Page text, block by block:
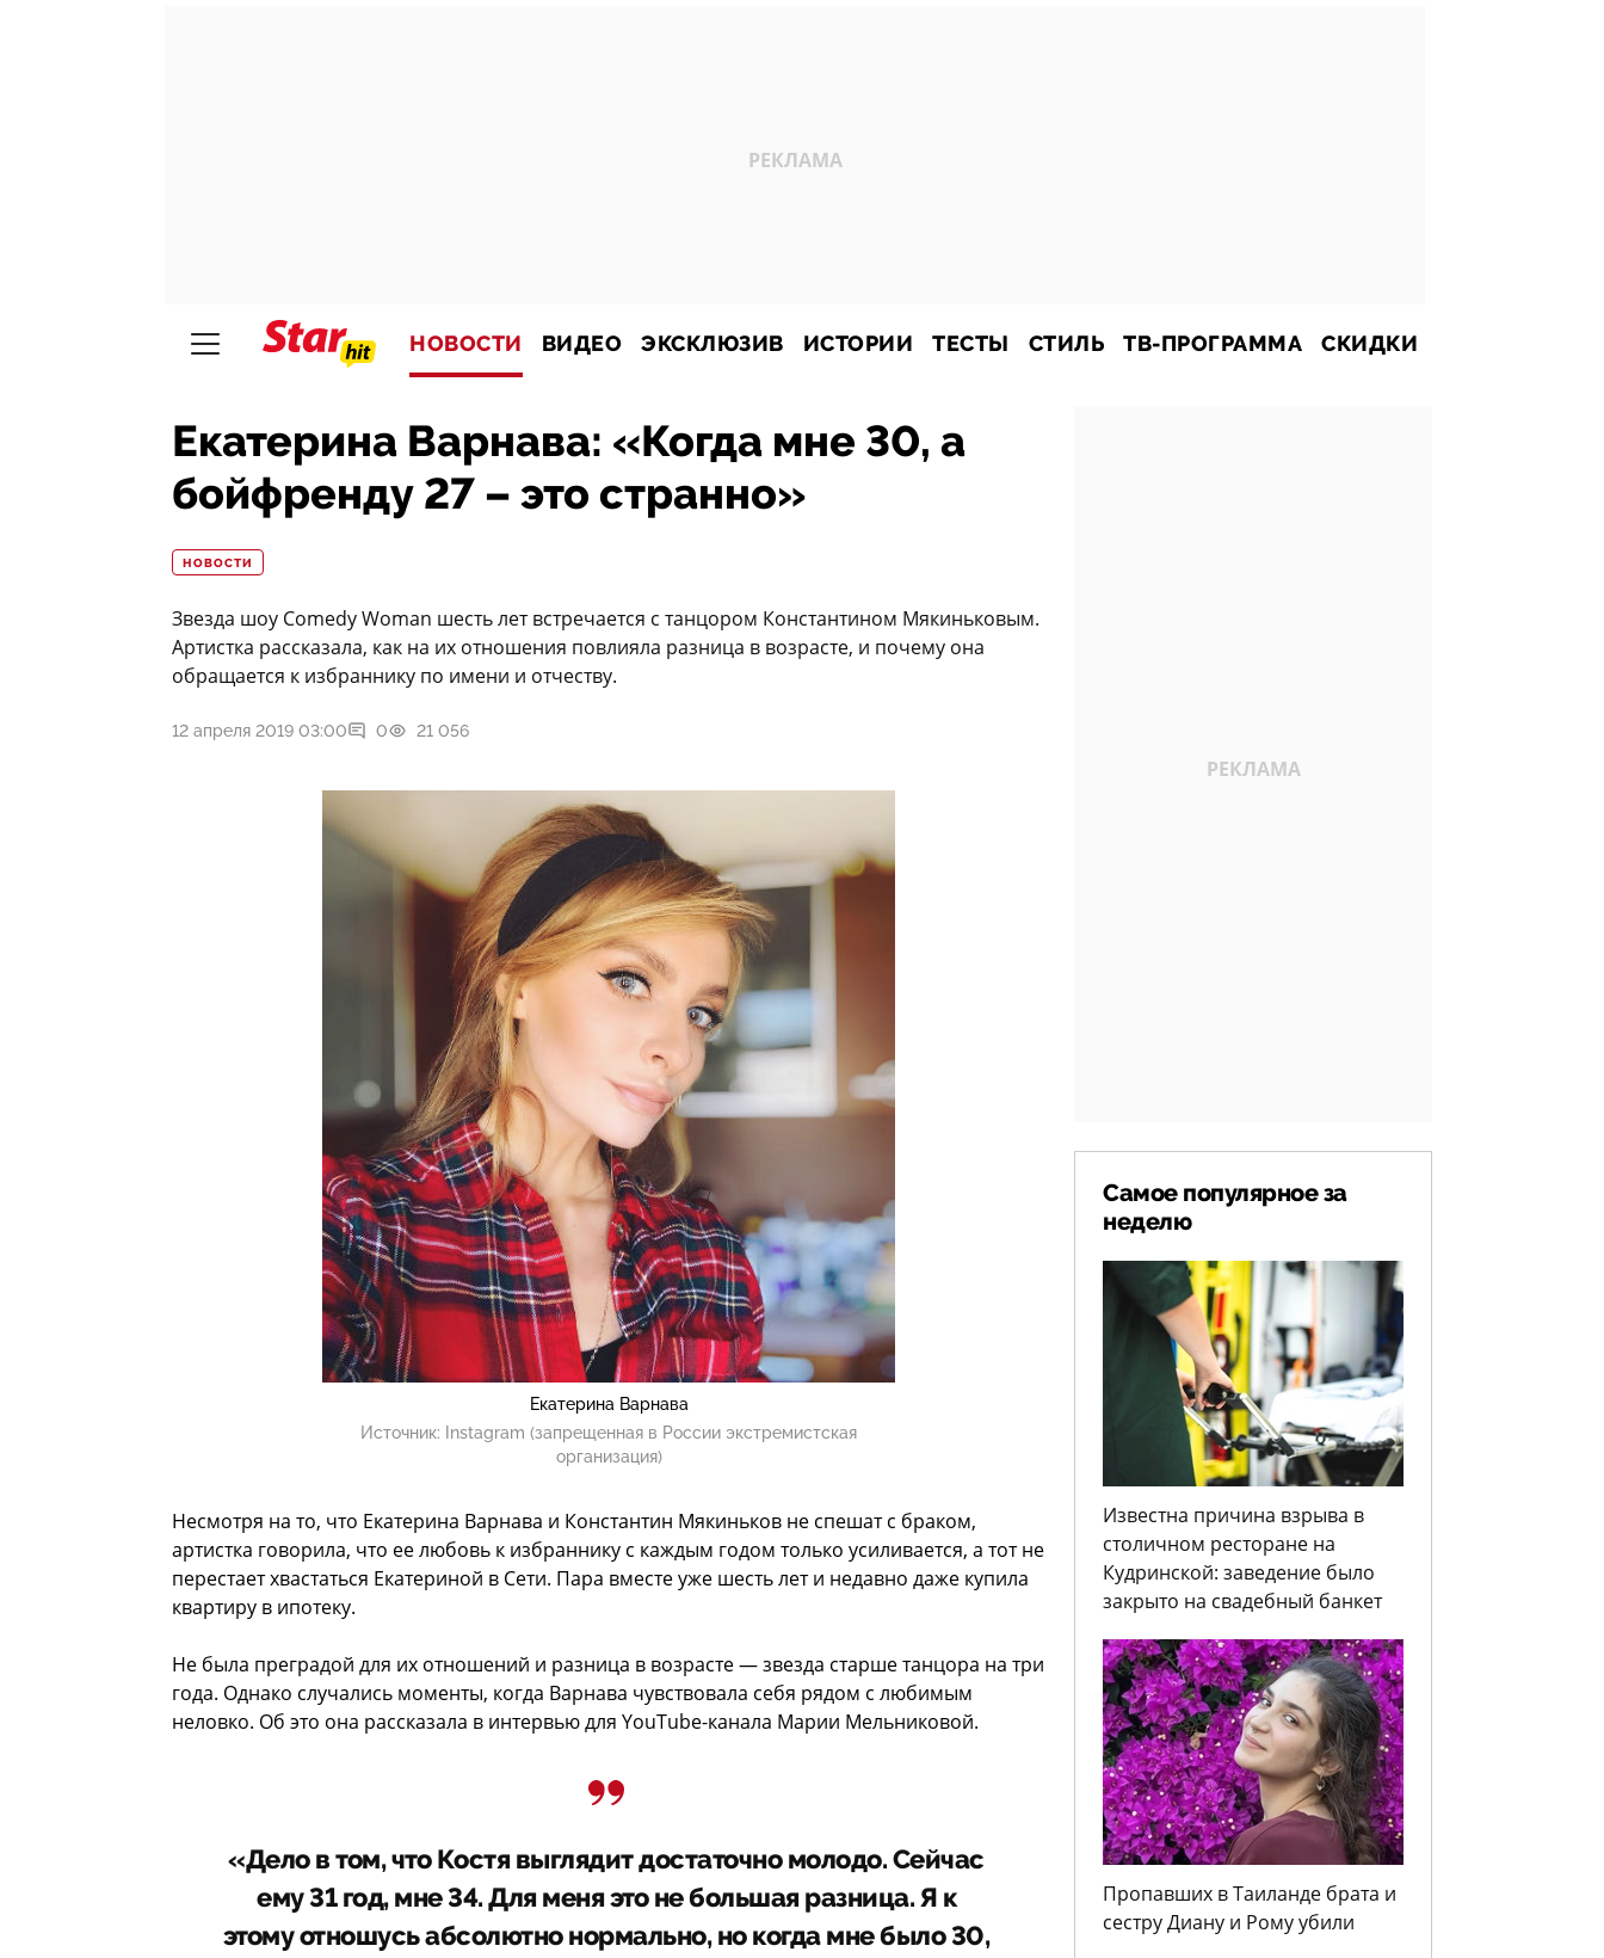
НОВОСТИ ВИДЕО ЭКСКЛЮЗИВ ИСТОРИИ ТЕСТЫ СТИЛЬ ТВ-ПРОГРАММА СКИДКИ
Екатерина Варнава: «Когда мне 30, а
бойфренду 27 – это странно»
НОВОСТИ
Звезда шоу Comedy Woman шесть лет встречается с танцором Константином Мякиньковым.
Артистка рассказала, как на их отношения повлияла разница в возрасте, и почему она
обращается к избраннику по имени и отчеству.
12 апреля 2019 03:00 0 21 056
Екатерина Варнава
Источник:
Instagram (запрещенная в России экстремистская
организация)
Несмотря на то, что Екатерина Варнава и Константин Мякиньков не спешат с браком,
артистка говорила, что ее любовь к избраннику с каждым годом только усиливается, а тот не
перестает хвастаться Екатериной в Сети. Пара вместе уже шесть лет и недавно даже купила
квартиру в ипотеку.
Не была преградой для их отношений и разница в возрасте — звезда старше танцора на три
года. Однако случались моменты, когда Варнава чувствовала себя рядом с любимым
неловко. Об это она рассказала в интервью для YouTube-канала Марии Мельниковой.
«Дело в том, что Костя выглядит достаточно молодо. Сейчас
ему 31 год, мне 34. Для меня это не большая разница. Я к
этому отношусь абсолютно нормально, но когда мне было 30,
Самое популярное за
неделю
Известна причина взрыва в
столичном ресторане на
Кудринской: заведение было
закрыто на свадебный банкет
Пропавших в Таиланде брата и
сестру Диану и Рому убили